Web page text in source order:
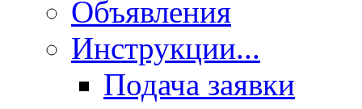
Объявления
Инструкции...
Подача заявки